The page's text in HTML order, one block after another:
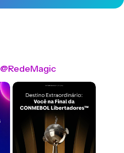
@RedeMagic